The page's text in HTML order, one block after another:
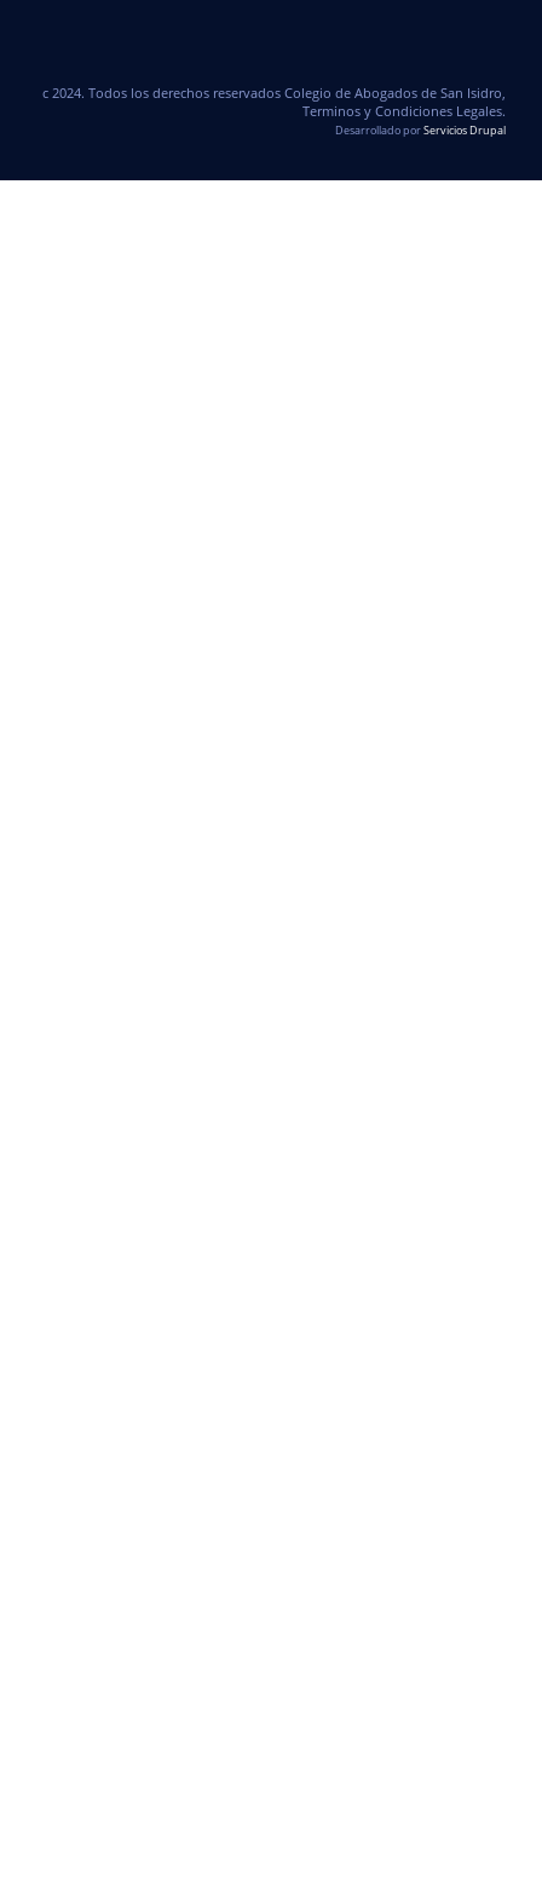
c 2024. Todos los derechos reservados Colegio de Abogados de San Isidro,
Terminos y Condiciones Legales.
Desarrollado porServicios Drupal